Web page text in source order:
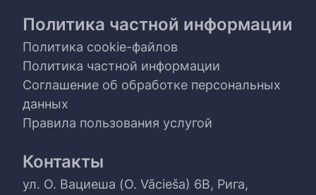
Политика частной информации
Политика cookie-файлов
Политика частной информации
Соглашение об обработке персональных
данных
Правила пользования услугой
Контакты
ул. О. Вациеша (O. Vācieša) 6B, Рига,